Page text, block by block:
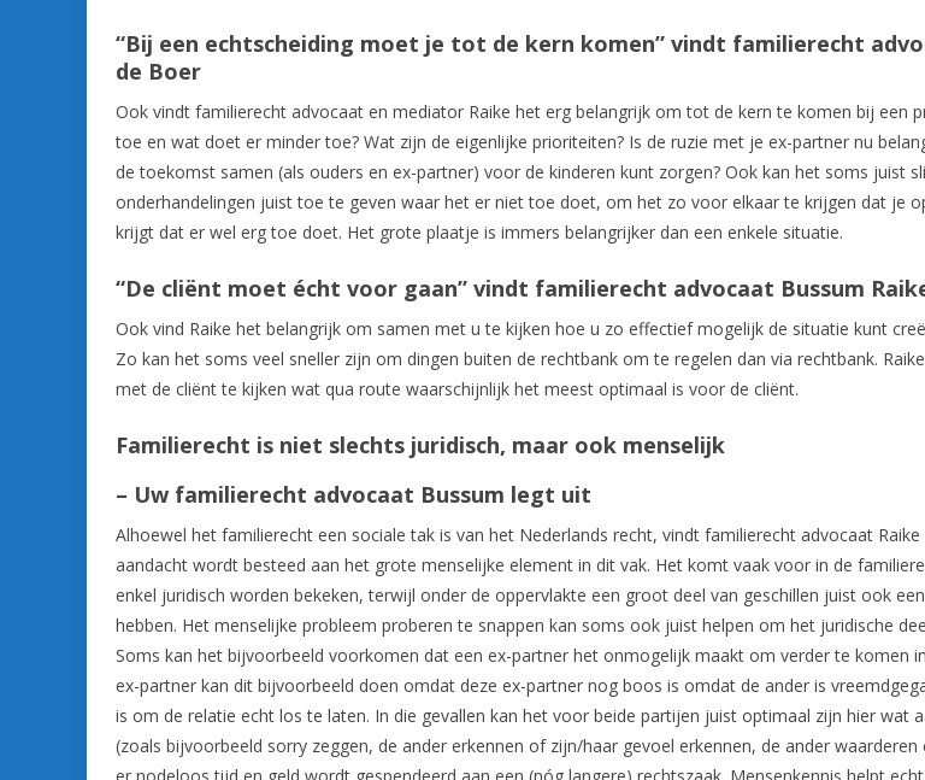
“Bij een echtscheiding moet je tot de kern komen” vindt familierecht
de Boer
Ook vindt familierecht advocaat en mediator Raike het erg belangrijk om tot de kern te komen bij een
toe en wat doet er minder toe? Wat zijn de eigenlijke prioriteiten? Is de ruzie met je ex-partner nu
de toekomst samen (als ouders en ex-partner) voor de kinderen kunt zorgen? Ook kan het soms juist
onderhandelingen juist toe te geven waar het er niet toe doet, om het zo voor elkaar te krijgen dat je
krijgt dat er wel erg toe doet. Het grote plaatje is immers belangrijker dan een enkele situatie.
“De cliënt moet écht voor gaan” vindt familierecht advocaat Bussum
Ook vind Raike het belangrijk om samen met u te kijken hoe u zo effectief mogelijk de situatie kunt
Zo kan het soms veel sneller zijn om dingen buiten de rechtbank om te regelen dan via rechtbank.
met de cliënt te kijken wat qua route waarschijnlijk het meest optimaal is voor de cliënt.
Familierecht is niet slechts juridisch, maar ook menselijk
– Uw familierecht advocaat Bussum legt uit
Alhoewel het familierecht een sociale tak is van het Nederlands recht, vindt familierecht advocaat
aandacht wordt besteed aan het grote menselijke element in dit vak. Het komt vaak voor in de
enkel juridisch worden bekeken, terwijl onder de oppervlakte een groot deel van geschillen juist ook
hebben. Het menselijke probleem proberen te snappen kan soms ook juist helpen om het juridische
Soms kan het bijvoorbeeld voorkomen dat een ex-partner het onmogelijk maakt om verder te komen
ex-partner kan dit bijvoorbeeld doen omdat deze ex-partner nog boos is omdat de ander is
is om de relatie echt los te laten. In die gevallen kan het voor beide partijen juist optimaal zijn hier wat
(zoals bijvoorbeeld sorry zeggen, de ander erkennen of zijn/haar gevoel erkennen, de ander